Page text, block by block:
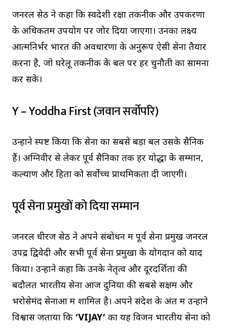
जनरल सेठ ने कहा कि स्वदेशी रक्षा तकनीक और उपकरणों
के अधिकतम उपयोग पर जोर दिया जाएगा। उनका लक्ष्य
आत्मनिर्भर भारत की अवधारणा के अनुरूप ऐसी सेना तैयार
करना है, जो घरेलू तकनीक के बल पर हर चुनौती का सामना
कर सके।
Y – Yoddha First (जवान सर्वोपरि)
उन्होंने स्पष्ट किया कि सेना का सबसे बड़ा बल उसके सैनिक
हैं। अग्निवीर से लेकर पूर्व सैनिकों तक हर योद्धा के सम्मान,
कल्याण और हितों को सर्वोच्च प्राथमिकता दी जाएगी।
पूर्व सेना प्रमुखों को दिया सम्मान
जनरल धीरज सेठ ने अपने संबोधन में पूर्व सेना प्रमुख जनरल
उपेंद्र द्विवेदी और सभी पूर्व सेना प्रमुखों के योगदान को याद
किया। उन्होंने कहा कि उनके नेतृत्व और दूरदर्शिता की
बदौलत भारतीय सेना आज दुनिया की सबसे सक्षम और
भरोसेमंद सेनाओं में शामिल है। अपने संदेश के अंत में उन्होंने
विश्वास जताया कि ‘VIJAY’ का यह विजन भारतीय सेना को